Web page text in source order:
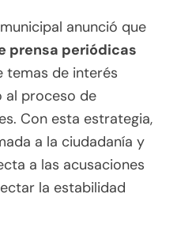
anunció que
prensa periódicas
temas de interés
al proceso de
Con esta estrategia,
a la ciudadanía y
a las acusaciones
la estabilidad